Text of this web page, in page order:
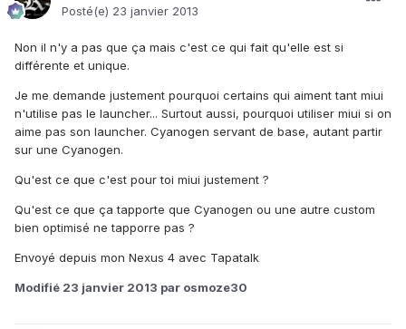
Posté(e) 23 janvier 2013
Non il n'y a pas que ça mais c'est ce qui fait qu'elle est si
différente et unique.
Je me demande justement pourquoi certains qui aiment tant miui
n'utilise pas le launcher... Surtout aussi, pourquoi utiliser miui si on
aime pas son launcher. Cyanogen servant de base, autant partir
sur une Cyanogen.
Qu'est ce que c'est pour toi miui justement ?
Qu'est ce que ça tapporte que Cyanogen ou une autre custom
bien optimisé ne tapporre pas ?
Envoyé depuis mon Nexus 4 avec Tapatalk
Modifié 23 janvier 2013 par osmoze30